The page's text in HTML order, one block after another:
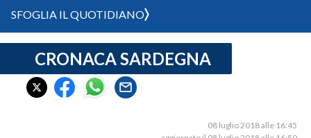
CRONACA SARDEGNA
CAGLIARI
SFOGLIA IL QUOTIDIANO
CRONACA SARDEGNA
08 luglio 2018 alle 16:45